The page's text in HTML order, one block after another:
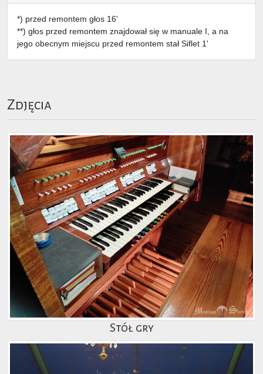
*) przed remontem głos 16'
**) głos przed remontem znajdował się w manuale I, a na
jego obecnym miejscu przed remontem stał Siflet 1'
Zdjęcia
Stół gry